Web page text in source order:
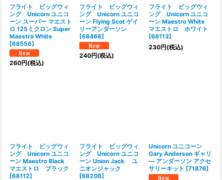
フライト ビッグウィ
ング Unicorn ユニコ
ーン スーパー マエスト
ロ 125ミクロン Super
Maestro White
[68556]
260円(税込)
フライト ビッグウィ
ング Unicorn ユニコ
ーン Flying Scot ゲイ
リーアンダーソン
[68466]
240円(税込)
フライト ビッグウィ
ング Unicorn ユニコ
ーン Maestro White
マエストロ ホワイト
[68113]
230円(税込)
フライト ビッグウィ
ング Unicorn ユニコ
ーン Maestro Black
マエストロ ブラック
[68112]
フライト ビッグウィ
ング Unicorn ユニコ
ーン Union Jack ユ
ニオンジャック
[68206]
Unicorn ユニコーン
Gary Anderson ギャリ
― アンダーソン アクセ
サリーキット [71876]